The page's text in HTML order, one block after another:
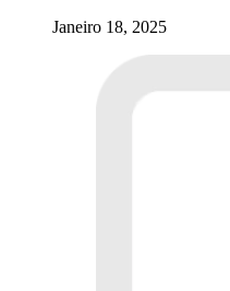
Janeiro 18, 2025